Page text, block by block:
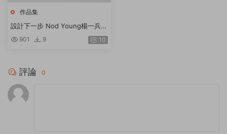
作品集
設計下一步 Nod Young楊一兵著
知名設計師藝術家Nod Young25
901 9 10
評論 0